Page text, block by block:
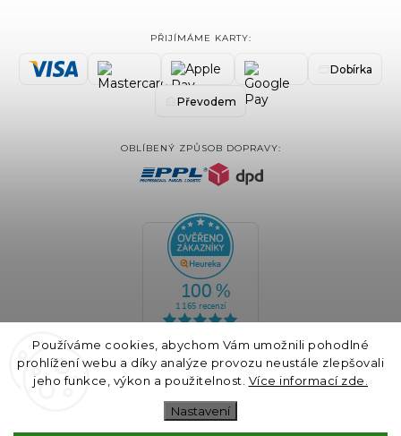
Používáme cookies, abychom Vám umožnili pohodlné
prohlížení webu a díky analýze provozu neustále zlepšovali
jeho funkce, výkon a použitelnost. Více informací zde.
Nastavení
PŘIJÍMÁME KARTY:
Dobírka
Převodem
OBLÍBENÝ ZPŮSOB DOPRAVY:
SHOPTET& DESIGN A KÓDOVÁNÍ